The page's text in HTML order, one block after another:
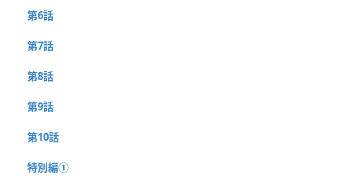
第6話
第7話
第8話
第9話
第10話
特別編①